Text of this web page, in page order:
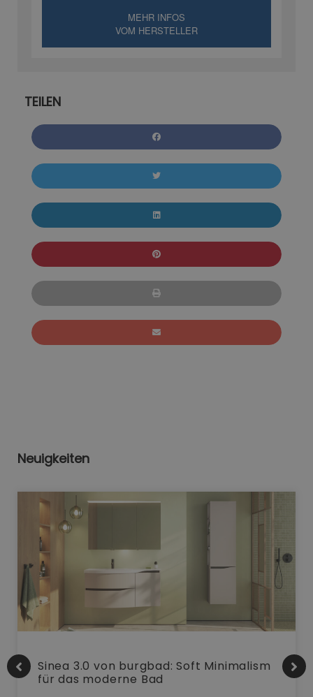
MEHR INFOS
VOM HERSTELLER
TEILEN
Neuigkeiten
Sinea 3.0 von burgbad: Soft Minimalism
für das moderne Bad